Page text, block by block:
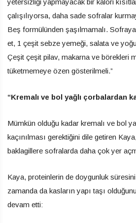
çalışılıyorsa, daha sade sofralar
Beş formülünden şaşılmamalı.
et, 1 çeşit sebze yemeği, salata ve
Çeşit çeşit pilav, makarna ve börekleri
tüketmemeye özen gösterilmeli.”
“Kremalı ve bol yağlı çorbalardan
Mümkün olduğu kadar kremalı ve bol
kaçınılması gerektiğini dile getiren
baklagillere sofralarda daha çok yer
Kaya, proteinlerin de doygunluk süresini
zamanda da kasların yapı taşı
devam etti: